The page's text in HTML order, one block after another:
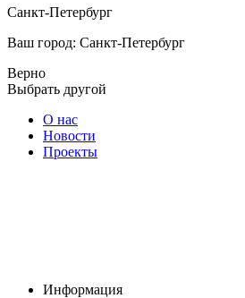
Санкт-Петербург
Ваш город: Санкт-Петербург
Верно
Выбрать другой
О нас
Новости
Проекты
Информация